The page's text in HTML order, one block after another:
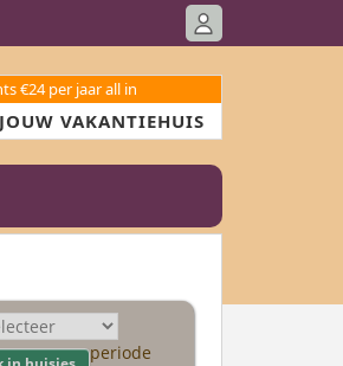
€24 per jaar all in
VAKANTIEHUIS
periode